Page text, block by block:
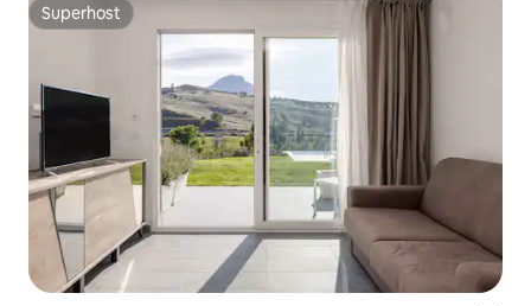
Superhost
Superhost